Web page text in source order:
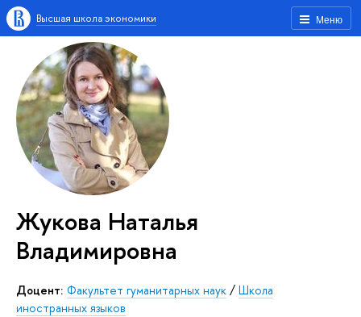
Меню
Высшая школа экономики
Жукова Наталья
Владимировна
Доцент: Факультет гуманитарных наук / Школа
иностранных языков